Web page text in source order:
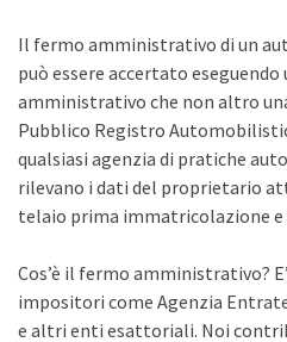
Il fermo amministrativo di un
può essere accertato eseguendo
amministrativo che non altro
Pubblico Registro
qualsiasi agenzia di pratiche
rilevano i dati del proprietario
telaio prima immatricolazione
Cos’è il fermo amministrativo?
impositori come Agenzia
e altri enti esattoriali. Noi